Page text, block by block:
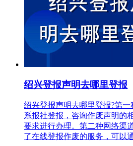
绍兴登报声明去哪里登报
绍兴登报声明去哪里登报?第
系报社登报，咨询作废声明的
要求进行办理。第二种网络渠
了在线登报作废的服务，可以